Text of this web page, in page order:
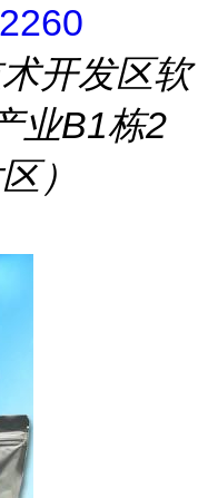
开发区软
业B1栋2
）